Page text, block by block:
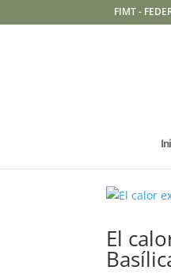
FIMT -
El